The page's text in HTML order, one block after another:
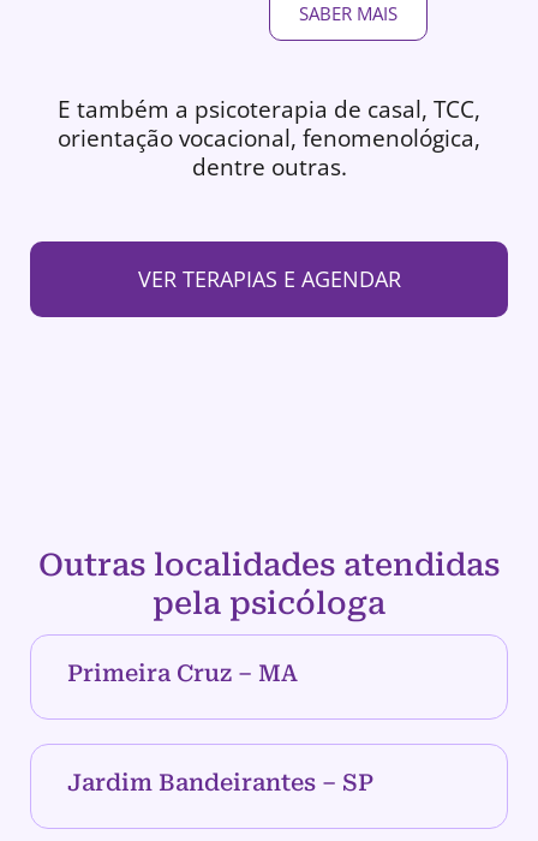
SABER MAIS
E também a psicoterapia de casal, TCC,
orientação vocacional, fenomenológica,
dentre outras.
VER TERAPIAS E AGENDAR
Outras localidades atendidas
pela psicóloga
Primeira Cruz – MA
Jardim Bandeirantes – SP